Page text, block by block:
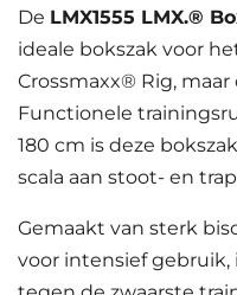
De LMX1555 LMX.®
ideale bokszak voor
Crossmaxx® Rig,
Functionele
180 cm is deze
scala aan stoot- en
Gemaakt van sterk
voor intensief gebruik,